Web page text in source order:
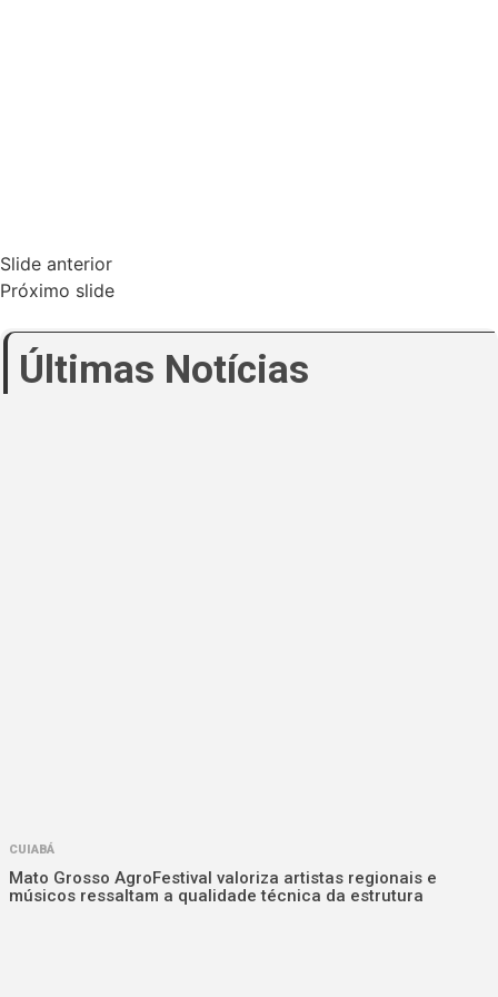
Slide anterior
Próximo slide
Últimas Notícias
CUIABÁ
Mato Grosso AgroFestival valoriza artistas regionais e
músicos ressaltam a qualidade técnica da estrutura